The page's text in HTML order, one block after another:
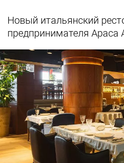
Новый итальянский
предпринимателя Араса